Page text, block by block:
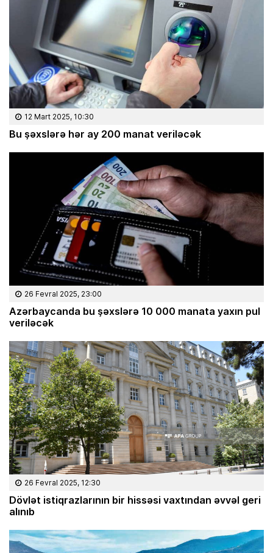
12 Mart 2025, 10:30
Bu şəxslərə hər ay 200 manat veriləcək
26 Fevral 2025, 23:00
Azərbaycanda bu şəxslərə 10 000 manata yaxın pul
veriləcək
26 Fevral 2025, 12:30
Dövlət istiqrazlarının bir hissəsi vaxtından əvvəl geri
alınıb